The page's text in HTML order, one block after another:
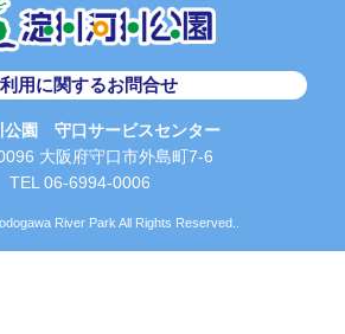
用に関するお問合せ
公園 守口サービスセンター
大阪府守口市外島町7-6
TEL 06-6994-0006
River Park All Rights Reserved..